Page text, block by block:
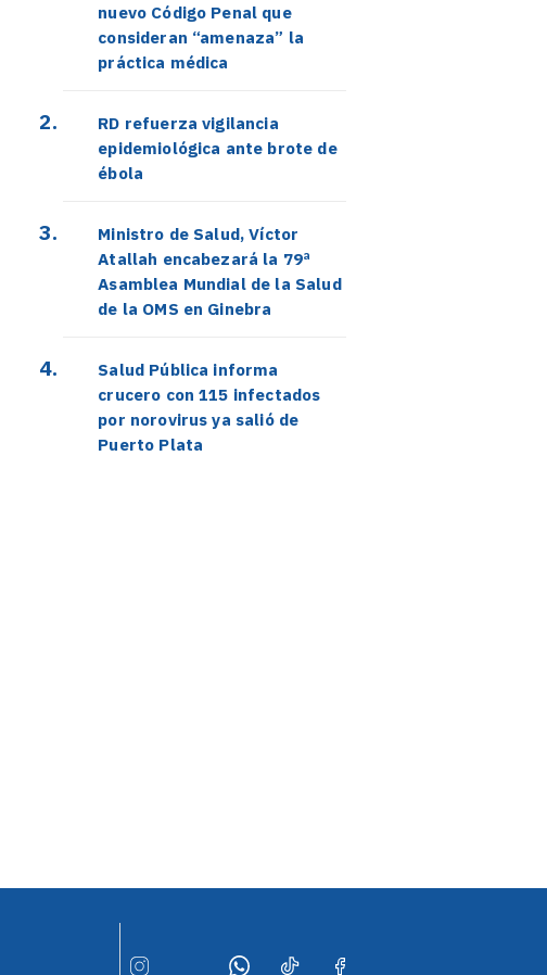
nuevo Código Penal que
consideran “amenaza” la
práctica médica
RD refuerza vigilancia
epidemiológica ante brote de
ébola
Ministro de Salud, Víctor
Atallah encabezará la 79ª
Asamblea Mundial de la Salud
de la OMS en Ginebra
Salud Pública informa
crucero con 115 infectados
por norovirus ya salió de
Puerto Plata